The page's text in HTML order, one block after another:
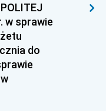
1952
1946
w sprawie
do